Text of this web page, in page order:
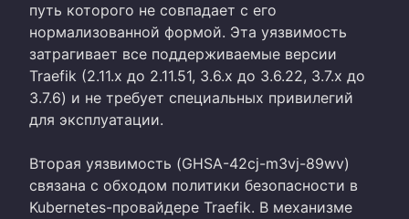
путь которого не совпадает с его
нормализованной формой. Эта уязвимость
затрагивает все поддерживаемые версии
Traefik (2.11.x до 2.11.51, 3.6.x до 3.6.22, 3.7.x до
3.7.6) и не требует специальных привилегий
для эксплуатации.
Вторая уязвимость (GHSA-42cj-m3vj-89wv)
связана с обходом политики безопасности в
Kubernetes-провайдере Traefik. В механизме